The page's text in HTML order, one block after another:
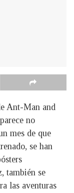
Ant-Man and
no
mes de que
se han
también se
las aventuras